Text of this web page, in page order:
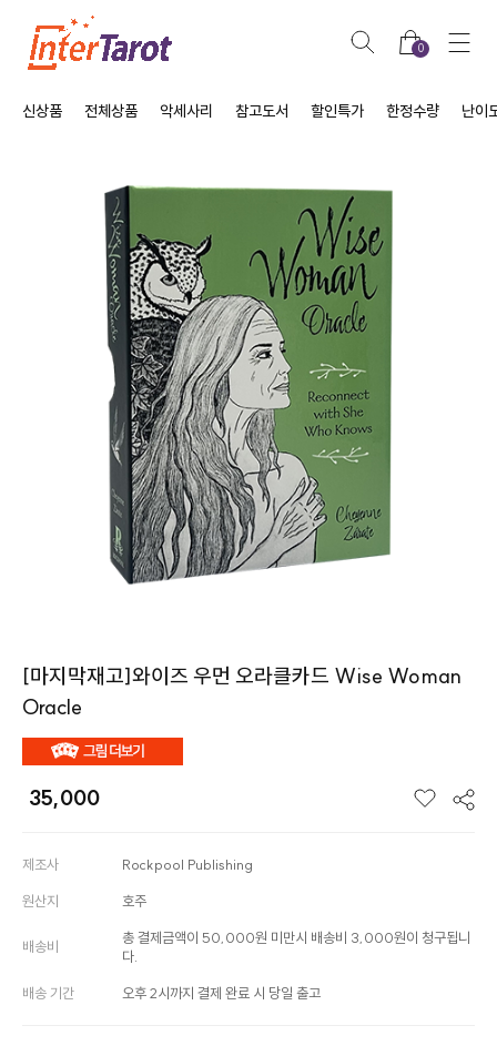
0
신상품 전체상품 악세사리 참고도서 할인특가 한정수량 난이
[마지막재고]와이즈 우먼 오라클카드 Wise Woman
Oracle
35,000
제조사 Rockpool Publishing
원산지 호주
배송비
총 결제금액이 50,000원 미만시 배송비 3,000원이 청구됩니
다.
배송 기간 오후 2시까지 결제 완료 시 당일 출고